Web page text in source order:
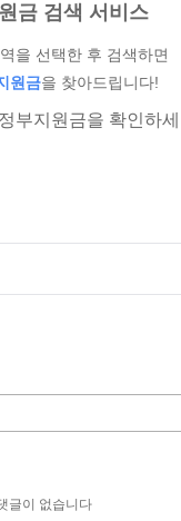
금 검색 서비스
을 선택한 후 검색하면
원금을 찾아드립니다!
지원금을 확인하세
글이 없습니다